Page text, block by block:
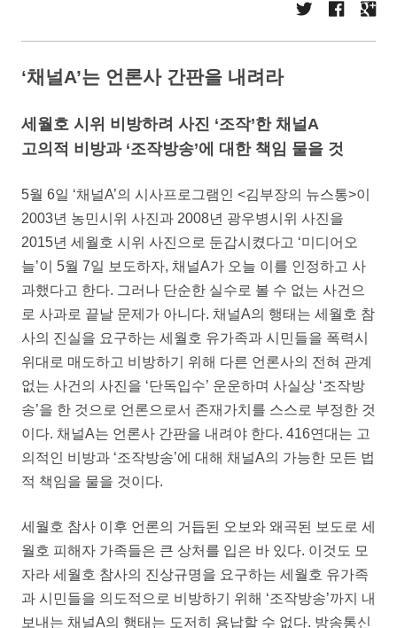
‘채널A’는 언론사 간판을 내려라
세월호 시위 비방하려 사진 ‘조작’한 채널A
고의적 비방과 ‘조작방송’에 대한 책임 물을 것
5월 6일 ‘채널A’의 시사프로그램인 <김부장의 뉴스통>이
2003년 농민시위 사진과 2008년 광우병시위 사진을
2015년 세월호 시위 사진으로 둔갑시켰다고 ‘미디어오
늘’이 5월 7일 보도하자, 채널A가 오늘 이를 인정하고 사
과했다고 한다. 그러나 단순한 실수로 볼 수 없는 사건으
로 사과로 끝날 문제가 아니다. 채널A의 행태는 세월호 참
사의 진실을 요구하는 세월호 유가족과 시민들을 폭력시
위대로 매도하고 비방하기 위해 다른 언론사의 전혀 관계
없는 사건의 사진을 ‘단독입수’ 운운하며 사실상 ‘조작방
송’을 한 것으로 언론으로서 존재가치를 스스로 부정한 것
이다. 채널A는 언론사 간판을 내려야 한다. 416연대는 고
의적인 비방과 ‘조작방송’에 대해 채널A의 가능한 모든 법
적 책임을 물을 것이다.
세월호 참사 이후 언론의 거듭된 오보와 왜곡된 보도로 세
월호 피해자 가족들은 큰 상처를 입은 바 있다. 이것도 모
자라 세월호 참사의 진상규명을 요구하는 세월호 유가족
과 시민들을 의도적으로 비방하기 위해 ‘조작방송’까지 내
보내는 채널A의 행태는 도저히 용납할 수 없다. 방송통신